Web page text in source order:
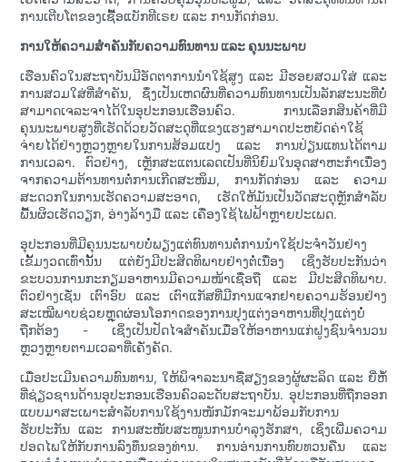
ການເຕີບໂຕຂອງເຊື້ອແບັກທີເຣຍ ແລະ ການກັດກ່ອນ.
ການໃຫ້ຄວາມສຳຄັນກັບຄວາມທົນທານ ແລະ ຄຸນນະພາບ
ເຮືອນຄົວໃນສະຖາບັນມີອັດຕາການນຳໃຊ້ສູງ ແລະ ມີຮອຍສວມໃສ່ ແລະ
ການສວມໃສ່ທີ່ສຳຄັນ, ຊຶ່ງເປັນເຫດຜົນທີ່ຄວາມທົນທານເປັນລັກສະນະທີ່ບໍ່
ສາມາດເຈລະຈາໄດ້ໃນອຸປະກອນເຮືອນຄົວ. ການເລືອກສິນຄ້າທີ່ມີ
ຄຸນນະພາບສູງທີ່ເຮັດດ້ວຍວັດສະດຸທີ່ແຂງແຮງສາມາດປະຫຍັດຄ່າໃຊ້
ຈ່າຍໄດ້ຢ່າງຫຼວງຫຼາຍໃນການສ້ອມແປງ ແລະ ການປ່ຽນແທນໄດ້ຕາມ
ການເວລາ. ຕົວຢ່າງ, ເຫຼັກສະແຕນເລດເປັນທີ່ນິຍົມໃນອຸດສາຫະກຳເນື່ອງ
ຈາກຄວາມຕ້ານທານຕໍ່ການເກີດສະໜິມ, ການກັດກ່ອນ ແລະ ຄວາມ
ສະດວກໃນການເຮັດຄວາມສະອາດ, ເຮັດໃຫ້ມັນເປັນວັດສະດຸຫຼັກສຳລັບ
ພື້ນຜິວເຮັດວຽກ, ອ່າງລ້າງມື ແລະ ເຄື່ອງໃຊ້ໄຟຟ້າຫຼາຍປະເພດ.
ອຸປະກອນທີ່ມີຄຸນນະພາບບໍ່ພຽງແຕ່ທົນທານຕໍ່ການນຳໃຊ້ປະຈຳວັນຢ່າງ
ເຂັ້ມງວດເທົ່ານັ້ນ ແຕ່ຍັງມີປະສິດທິພາບຢ່າງຕໍ່ເນື່ອງ ເຊິ່ງຮັບປະກັນວ່າ
ຂະບວນການກະກຽມອາຫານມີຄວາມໜ້າເຊື່ອຖື ແລະ ມີປະສິດທິພາບ.
ຕົວຢ່າງເຊັ່ນ ເຕົາອົບ ແລະ ເຕົາແກັສທີ່ມີການແຈກຢາຍຄວາມຮ້ອນຢ່າງ
ສະເໝີພາບຊ່ວຍຫຼຸດຜ່ອນໂອກາດຂອງການປຸງແຕ່ງອາຫານທີ່ປຸງແຕ່ງບໍ່
ຖືກຕ້ອງ - ເຊິ່ງເປັນປັດໄຈສຳຄັນເມື່ອໃຫ້ອາຫານແກ່ຝູງຊົນຈຳນວນ
ຫຼວງຫຼາຍຕາມເວລາທີ່ເຄັ່ງຄັດ.
ເມື່ອປະເມີນຄວາມທົນທານ, ໃຫ້ພິຈາລະນາຊື່ສຽງຂອງຜູ້ຜະລິດ ແລະ ຍີ່ຫໍ້
ທີ່ຊ່ຽວຊານດ້ານອຸປະກອນເຮືອນຄົວລະດັບສະຖາບັນ. ອຸປະກອນທີ່ຖືກອອກ
ແບບມາສະເພາະສຳລັບການໃຊ້ງານໜັກມັກຈະມາພ້ອມກັບການ
ຮັບປະກັນ ແລະ ການສະໜັບສະໜູນການບຳລຸງຮັກສາ, ເຊິ່ງເພີ່ມຄວາມ
ປອດໄພໃຫ້ກັບການລົງທຶນຂອງທ່ານ. ການອ່ານການທົບທວນຄືນ ແລະ